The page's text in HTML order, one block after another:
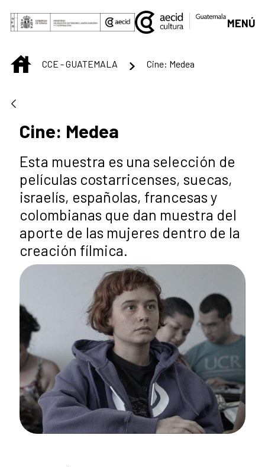
Saltar al contenido principal
MENÚ
INICIOCCE - GUATEMALA Cine: Medea
Cine: Medea
Esta muestra es una selección de
películas costarricenses, suecas,
israelís, españolas, francesas y
colombianas que dan muestra del
aporte de las mujeres dentro de la
creación fílmica.